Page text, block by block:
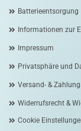
Batterieentsorgung
Informationen zur
Impressum
Privatsphäre und
Versand- &
Widerrufsrecht &
Cookie